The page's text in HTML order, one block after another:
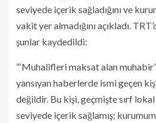
seviyede içerik sağladığını ve
vakit yer almadığını açıkladı.
şunlar kaydedildi:
“‘Muhalifleri maksat alan
yansıyan haberlerde ismi geçen
değildir. Bu kişi, geçmişte sırf lokal
seviyede içerik sağlamış;